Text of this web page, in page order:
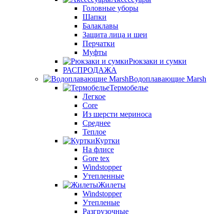
Головные уборы
Шапки
Балаклавы
Защита лица и шеи
Перчатки
Муфты
Рюкзаки и сумки
РАСПРОДАЖА
Водоплавающие Marsh
Термобелье
Легкое
Core
Из шерсти мериноса
Среднее
Теплое
Куртки
На флисе
Gore tex
Windstopper
Утепленные
Жилеты
Windstopper
Утепленые
Разгрузочные